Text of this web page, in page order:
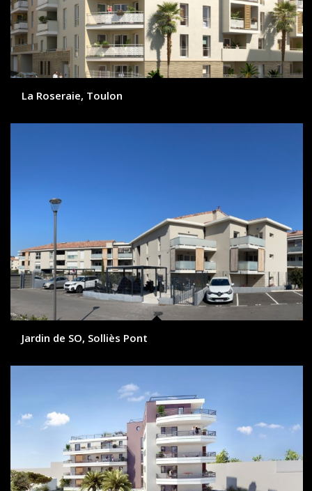
La Roseraie, Toulon
Jardin de SO, Solliès Pont